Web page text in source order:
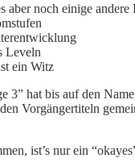
aber noch einige
Leveln
ein Witz
3” hat bis auf den
Vorgängertiteln
ist’s nur ein